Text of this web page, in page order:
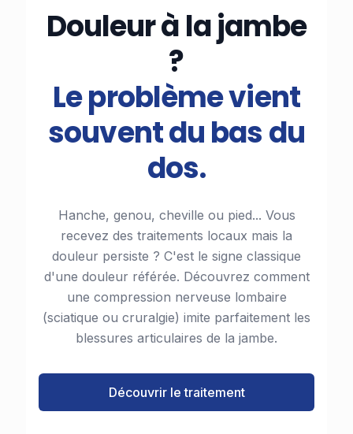
Douleur à la jambe
?
Le problème vient
souvent du bas du
dos.
Hanche, genou, cheville ou pied... Vous
recevez des traitements locaux mais la
douleur persiste ? C'est le signe classique
d'une douleur référée. Découvrez comment
une compression nerveuse lombaire
(sciatique ou cruralgie) imite parfaitement les
blessures articulaires de la jambe.
Découvrir le traitement